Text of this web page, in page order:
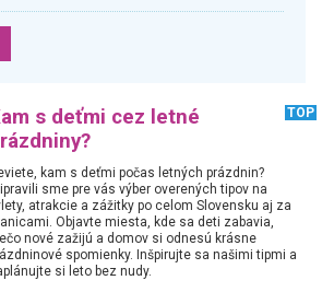
s deťmi cez letné
TOP
kam s deťmi počas letných prázdnin?
sme pre vás výber overených tipov na
atrakcie a zážitky po celom Slovensku aj za
Objavte miesta, kde sa deti zabavia,
nové zažijú a domov si odnesú krásne
spomienky. Inšpirujte sa našimi tipmi a
si leto bez nudy.